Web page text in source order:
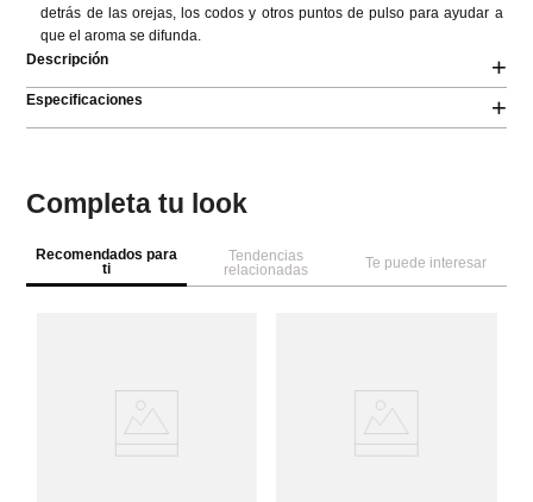
detrás de las orejas, los codos y otros puntos de pulso para ayudar a
que el aroma se difunda.
Descripción
+
Especificaciones +
Completa tu look
Recomendados para
ti
Tendencias
relacionadas
Te puede interesar